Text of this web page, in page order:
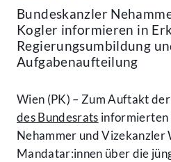
Bundeskanzler
Kogler informieren in
Regierungsumbildung
Aufgabenaufteilung
Wien (PK) – Zum Auftakt
des Bundesrats informierten
Nehammer und
Mandatar:innen über die